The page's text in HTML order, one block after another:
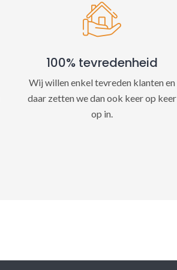
100% tevredenheid
Wij willen enkel tevreden klanten en
daar zetten we dan ook keer op keer
op in.